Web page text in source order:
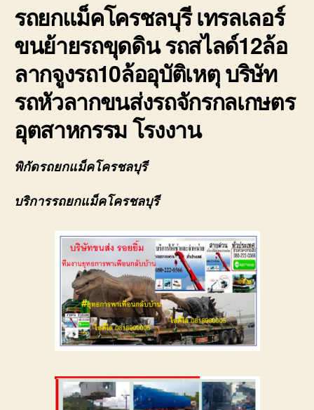
รถยกแม็คโครชลบุรี เทรลเลอร์
ขนย้ายรถขุดดิน รถสไลด์12ล้อ
ลากจูงรถ10ล้ออุบัติเหตุ บริษัท
รถหัวลากขนส่งรถจักรกลเกษตร
อุตสาหกรรม โรงงาน
พิกัดรถยกแม็คโครชลบุรี
บริการรถยกแม็คโครชลบุรี